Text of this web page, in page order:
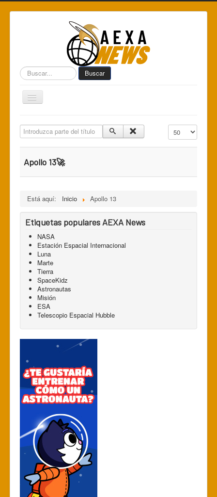
Buscar... Buscar
Toggle
Navigation
Centro de Informática AEXA
Space Kidz
Introduzca parte del título Cantidad a
Apollo 13🚀
Está aquí: Inicio Apollo 13
Etiquetas populares AEXA News
NASA
Estación Espacial Internacional
Luna
Marte
Tierra
SpaceKidz
Astronautas
Misión
ESA
Telescopio Espacial Hubble